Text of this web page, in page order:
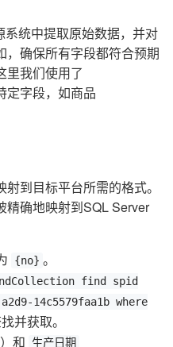
统中提取原始数据，并对
，确保所有字段都符合预期
里我们使用了
定字段，如商品
到目标平台所需的格式。
精确地映射到SQL Server
{no} 。
find spid
14c5579faa1b where
并获取。
）和 生产日期